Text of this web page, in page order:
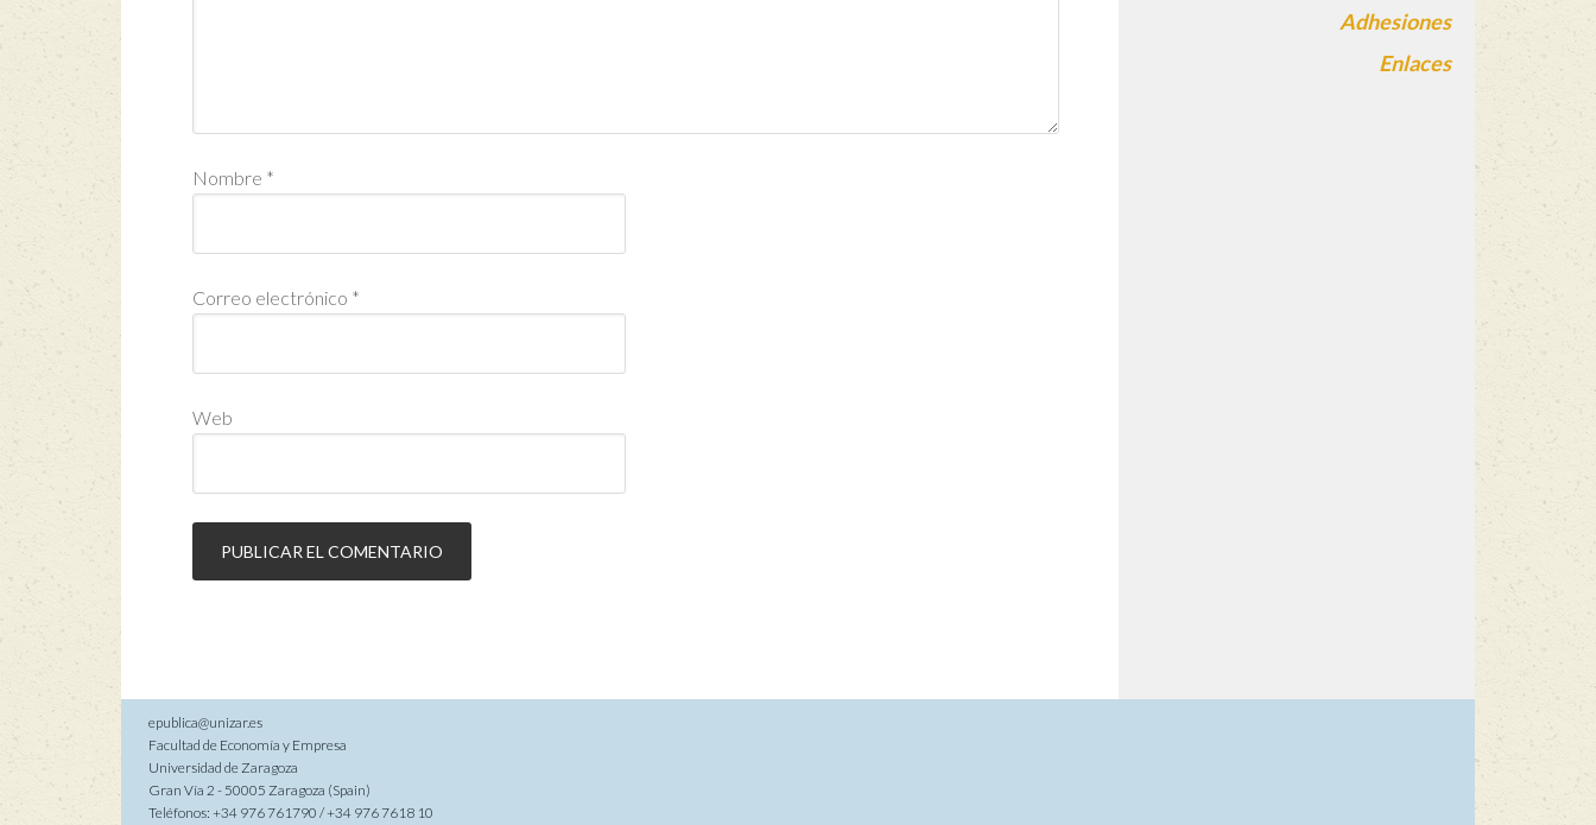
Nombre *
Correo electrónico *
Web
Adhesiones
Enlaces
epublica@unizar.es
Facultad de Economía y Empresa
Universidad de Zaragoza
Gran Vía 2 - 50005 Zaragoza (Spain)
Teléfonos: +34 976 761790 / +34 976 7618 10